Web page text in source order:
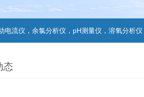
电流仪，余氯分析仪，pH测量仪，溶氧分析仪，电
态